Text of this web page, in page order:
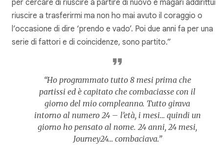
per cercare di riuscire a partire di nuovo e magari
riuscire a trasferirmi ma non ho mai avuto il coraggio o
l’occasione di dire ‘prendo e vado’. Poi due anni fa per una
serie di fattori e di coincidenze, sono partito.”
“Ho programmato tutto 8 mesi prima che
partissi ed è capitato che combaciasse con il
giorno del mio compleanno. Tutto girava
intorno al numero 24 – l’età, i mesi… quindi un
giorno ho pensato al nome. 24 anni, 24 mesi,
Journey24… combaciava.”